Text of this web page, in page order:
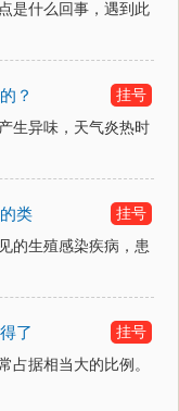
是什么回事，遇到此
？
挂号
生异味，天气炎热时
类
挂号
的生殖感染疾病，患
了
挂号
占据相当大的比例。